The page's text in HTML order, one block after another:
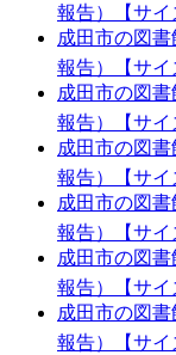
報告）【サイ
成田市の図
報告）【サイ
成田市の図
報告）【サイ
成田市の図
報告）【サイ
成田市の図
報告）【サイ
成田市の図
報告）【サイ
成田市の図
報告）【サイ